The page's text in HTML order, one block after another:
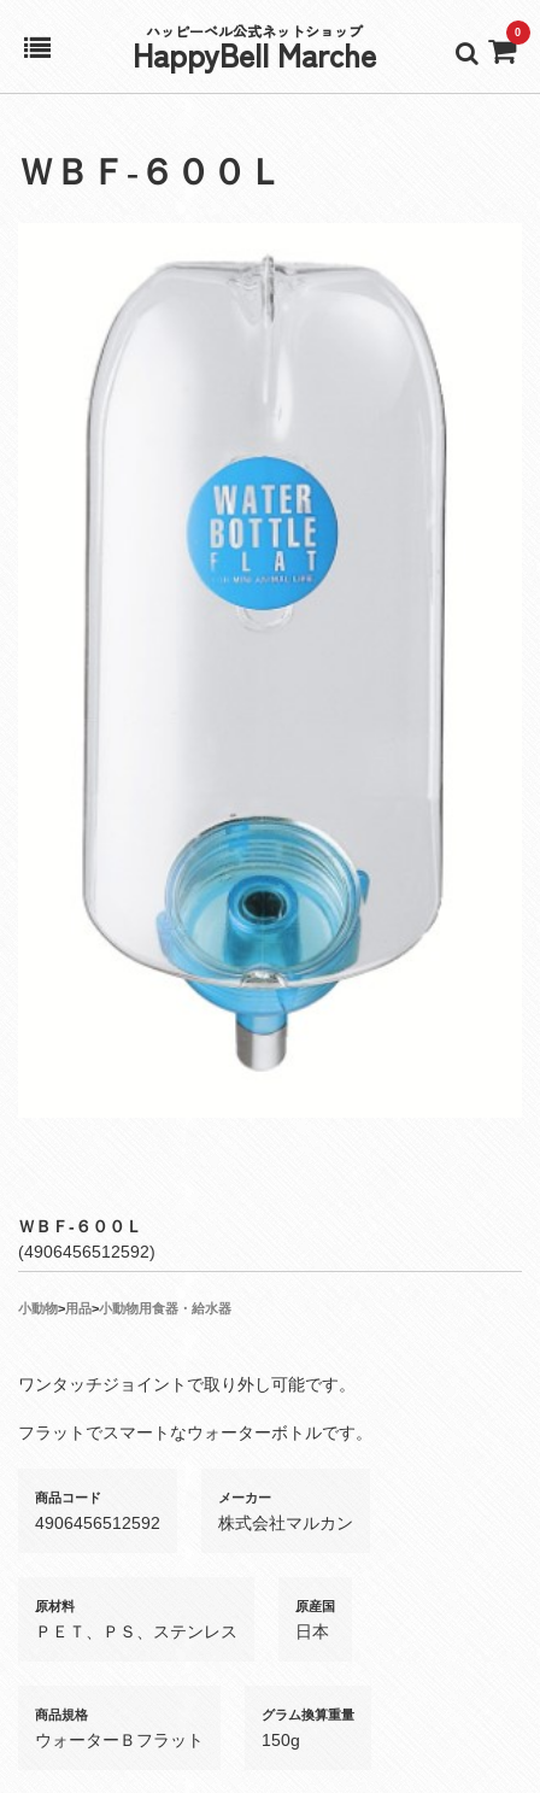
ハッピーベル公式ネットショップ
HappyBell Marche 0
アカウント
ＷＢＦ‐６００Ｌ
ＷＢＦ‐６００Ｌ
(4906456512592)
小動物>用品>小動物用食器・給水器
ワンタッチジョイントで取り外し可能です。
フラットでスマートなウォーターボトルです。
商品コード
4906456512592
メーカー
株式会社マルカン
原材料
ＰＥＴ、ＰＳ、ステンレス
原産国
日本
商品規格
ウォーターＢフラット
グラム換算重量
150g